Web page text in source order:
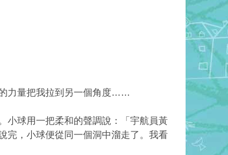
力量把我拉到另一個角度……
小球用一把柔和的聲調說：「宇航員黃
完，小球便從同一個洞中溜走了。我看